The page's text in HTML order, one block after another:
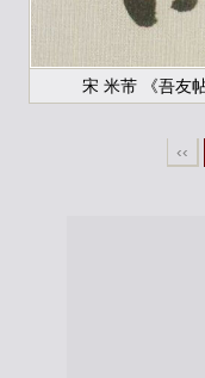
宋 米芾 《吾友
‹‹